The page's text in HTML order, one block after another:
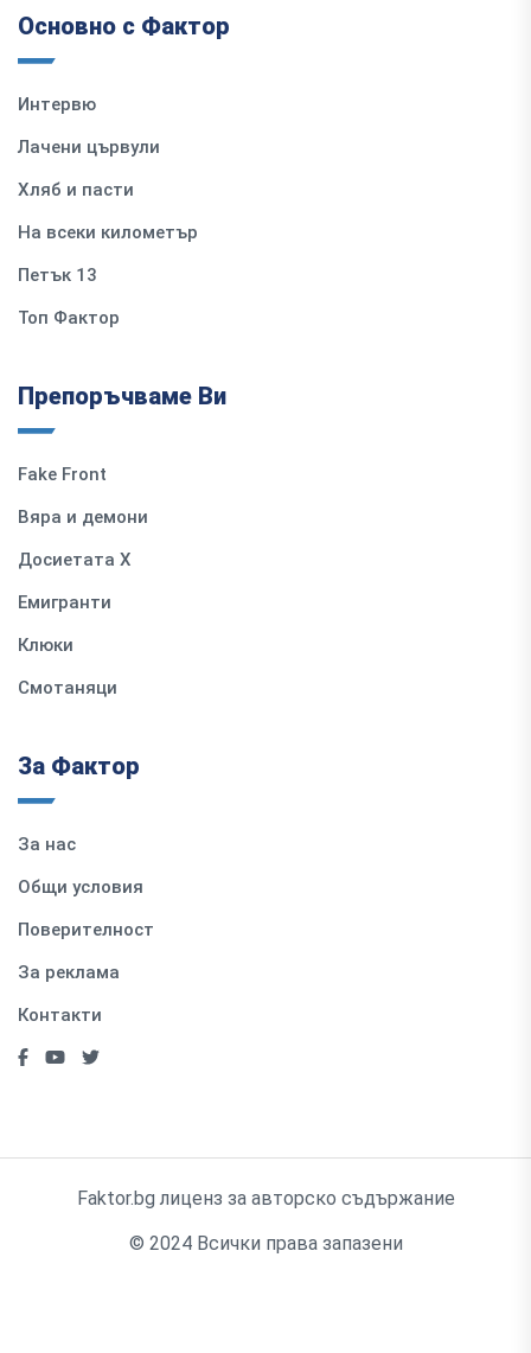
Основно с Фактор
Интервю
Лачени цървули
Хляб и пасти
На всеки километър
Петък 13
Топ Фактор
Препоръчваме Ви
Fake Front
Вяра и демони
Досиетата Х
Емигранти
Клюки
Смотаняци
За Фактор
За нас
Общи условия
Поверителност
За реклама
Контакти
Faktor.bg лиценз за авторско съдържание
© 2024 Всички права запазени